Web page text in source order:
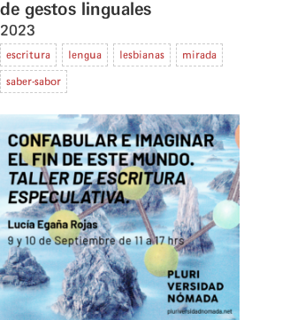
de gestos linguales
2023
escritura lengua lesbianas mirada
saber-sabor